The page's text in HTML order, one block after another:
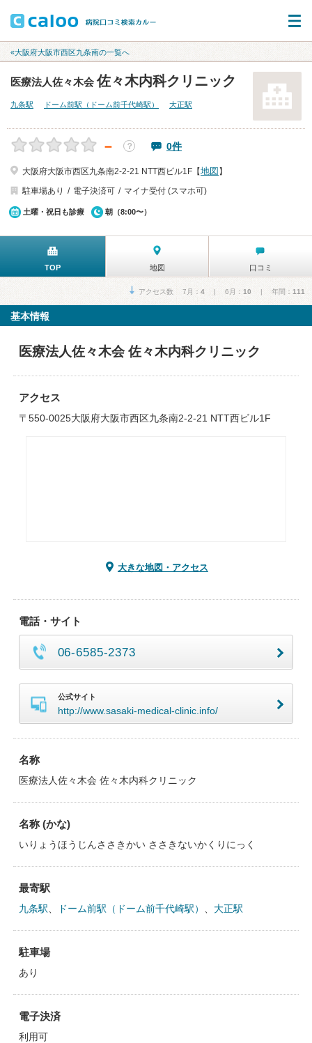
«大阪府大阪市西区九条南の一覧へ
医療法人佐々木会 佐々木内科クリニック
九条駅 ドーム前駅（ドーム前千代崎駅） 大正駅
－ ？ 0件
大阪府大阪市西区九条南2-2-21 NTT西ビル1F【地図 】
駐車場あり
電子決済可 マイナ受付 (スマホ可)
土曜・祝日も診療 朝（8:00〜）
TOP 地図 口コミ
アクセス数 7月： 4 | 6月： 10 | 年間： 111
基本情報
医療法人佐々木会 佐々木内科クリニック
アクセス
〒550-0025大阪府大阪市西区九条南2-2-21 NTT西ビル1F
大きな地図・アクセス
電話・サイト
06-6585-2373
公式サイト
http://www.sasaki-medical-clinic.info/
名称
医療法人佐々木会 佐々木内科クリニック
名称 (かな)
いりょうほうじんささきかい ささきないかくりにっく
最寄駅
九条駅 ドーム前駅（ドーム前千代崎駅） 大正駅
駐車場
あり
電子決済
利用可